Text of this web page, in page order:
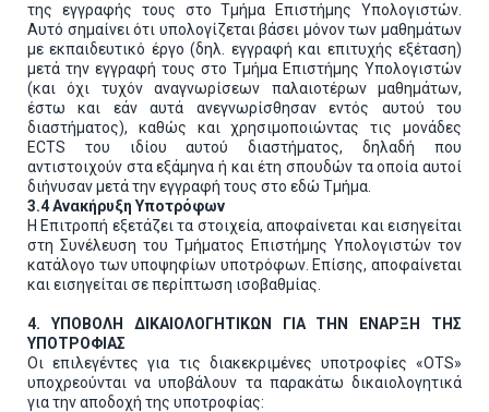
της εγγραφής τους στο Τμήμα Επιστήμης Υπολογιστών.
Αυτό σημαίνει ότι υπολογίζεται βάσει μόνον των μαθημάτων
με εκπαιδευτικό έργο (δηλ. εγγραφή και επιτυχής εξέταση)
μετά την εγγραφή τους στο Τμήμα Επιστήμης Υπολογιστών
(και όχι τυχόν αναγνωρίσεων παλαιοτέρων μαθημάτων,
έστω και εάν αυτά ανεγνωρίσθησαν εντός αυτού του
διαστήματος), καθώς και χρησιμοποιώντας τις μονάδες
ECTS του ιδίου αυτού διαστήματος, δηλαδή που
αντιστοιχούν στα εξάμηνα ή και έτη σπουδών τα οποία αυτοί
διήνυσαν μετά την εγγραφή τους στο εδώ Τμήμα.
3.4 Ανακήρυξη Υποτρόφων
Η Επιτροπή εξετάζει τα στοιχεία, αποφαίνεται και εισηγείται
στη Συνέλευση του Τμήματος Επιστήμης Υπολογιστών τον
κατάλογο των υποψηφίων υποτρόφων. Επίσης, αποφαίνεται
και εισηγείται σε περίπτωση ισοβαθμίας.
4. ΥΠΟΒΟΛΗ ΔΙΚΑΙΟΛΟΓΗΤΙΚΩΝ ΓΙΑ ΤΗΝ ΕΝΑΡΞΗ ΤΗΣ
ΥΠΟΤΡΟΦΙΑΣ
Οι επιλεγέντες για τις διακεκριμένες υποτροφίες «OTS»
υποχρεούνται να υποβάλουν τα παρακάτω δικαιολογητικά
για την αποδοχή της υποτροφίας: